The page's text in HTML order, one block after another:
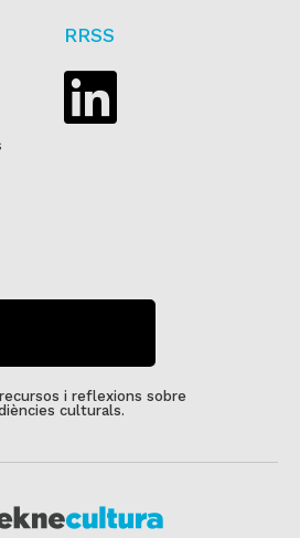
RRSS
i reflexions sobre
culturals.